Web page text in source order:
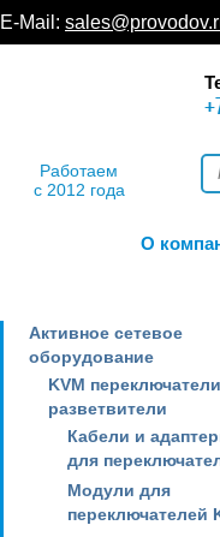
E-Mail:
Работаем
с 2012 года
О
Активное сетевое
оборудование
KVM
разветвители
Кабели и
для
Модули для
переключателей